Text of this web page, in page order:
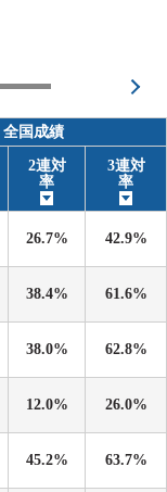
全国成績
2連対
率
3連対
率
26.7% 42.9%
38.4% 61.6%
38.0% 62.8%
12.0% 26.0%
45.2% 63.7%